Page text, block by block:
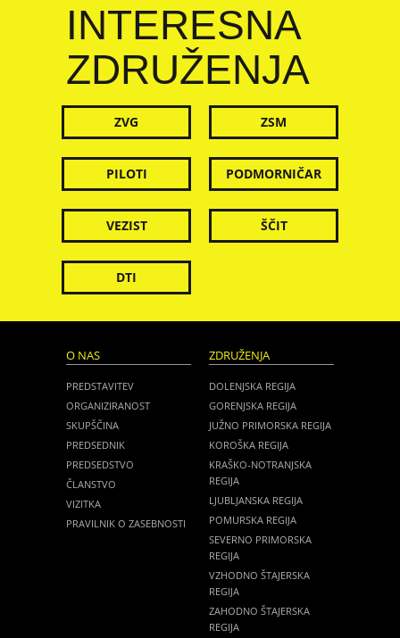
INTERESNA
ZDRUŽENJA
ZVG ZSM
PILOTI PODMORNIČAR
VEZIST ŠČIT
DTI
O NAS
PREDSTAVITEV
ORGANIZIRANOST
SKUPŠČINA
PREDSEDNIK
PREDSEDSTVO
ČLANSTVO
VIZITKA
PRAVILNIK O ZASEBNOSTI
ZDRUŽENJA
DOLENJSKA REGIJA
GORENJSKA REGIJA
JUŽNO PRIMORSKA REGIJA
KOROŠKA REGIJA
KRAŠKO-NOTRANJSKA
REGIJA
LJUBLJANSKA REGIJA
POMURSKA REGIJA
SEVERNO PRIMORSKA
REGIJA
VZHODNO ŠTAJERSKA
REGIJA
ZAHODNO ŠTAJERSKA
REGIJA